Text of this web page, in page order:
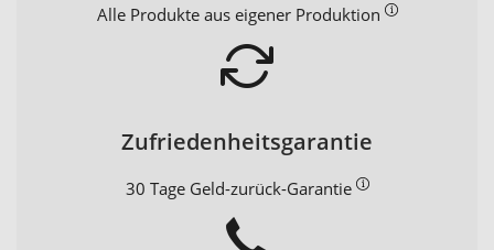
Alle Produkte aus eigener Produktion
Zufriedenheitsgarantie
30 Tage Geld-zurück-Garantie